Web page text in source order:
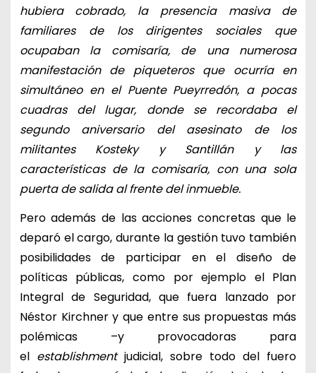
hubiera cobrado, la presencia masiva de
familiares de los dirigentes sociales que
ocupaban la comisaría, de una numerosa
manifestación de piqueteros que ocurría en
simultáneo en el Puente Pueyrredón, a pocas
cuadras del lugar, donde se recordaba el
segundo aniversario del asesinato de los
militantes Kosteky y Santillán y las
características de la comisaría, con una sola
puerta de salida al frente del inmueble.
Pero además de las acciones concretas que le
deparó el cargo, durante la gestión tuvo también
posibilidades de participar en el diseño de
políticas públicas, como por ejemplo el Plan
Integral de Seguridad, que fuera lanzado por
Néstor Kirchner y que entre sus propuestas más
polémicas –y provocadoras para
el establishmentjudicial, sobre todo del fuero